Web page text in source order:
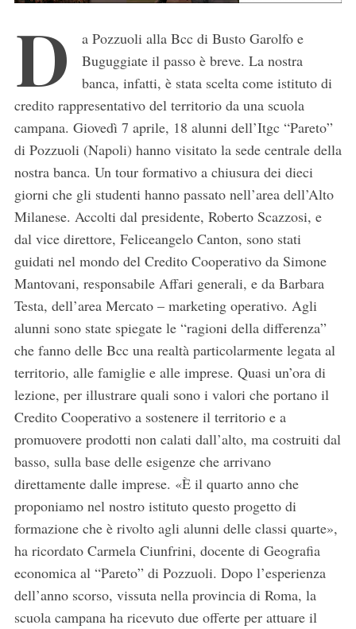
D
a Pozzuoli alla Bcc di Busto Garolfo e
Buguggiate il passo è breve. La nostra
banca, infatti, è stata scelta come istituto di
credito rappresentativo del territorio da una scuola
campana. Giovedì 7 aprile, 18 alunni dell’Itgc “Pareto”
di Pozzuoli (Napoli) hanno visitato la sede centrale della
nostra banca. Un tour formativo a chiusura dei dieci
giorni che gli studenti hanno passato nell’area dell’Alto
Milanese. Accolti dal presidente, Roberto Scazzosi, e
dal vice direttore, Feliceangelo Canton, sono stati
guidati nel mondo del Credito Cooperativo da Simone
Mantovani, responsabile Affari generali, e da Barbara
Testa, dell’area Mercato – marketing operativo. Agli
alunni sono state spiegate le “ragioni della differenza”
che fanno delle Bcc una realtà particolarmente legata al
territorio, alle famiglie e alle imprese. Quasi un’ora di
lezione, per illustrare quali sono i valori che portano il
Credito Cooperativo a sostenere il territorio e a
promuovere prodotti non calati dall’alto, ma costruiti dal
basso, sulla base delle esigenze che arrivano
direttamente dalle imprese. «È il quarto anno che
proponiamo nel nostro istituto questo progetto di
formazione che è rivolto agli alunni delle classi quarte»,
ha ricordato Carmela Ciunfrini, docente di Geografia
economica al “Pareto” di Pozzuoli. Dopo l’esperienza
dell’anno scorso, vissuta nella provincia di Roma, la
scuola campana ha ricevuto due offerte per attuare il